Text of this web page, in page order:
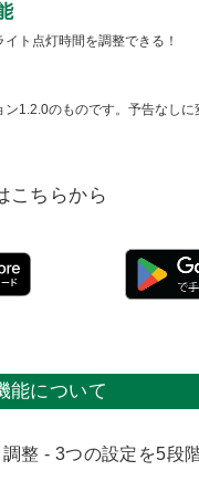
ト点灯時間を調整できる！
ン1.2.0のものです。予告なしに
こちらから
能について
整 - 3つの設定を5段